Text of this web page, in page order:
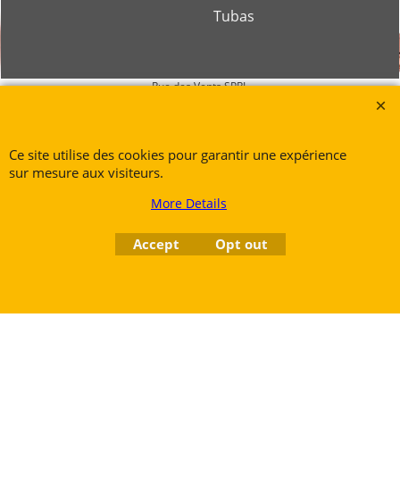
Tubas
Rue des Vents SPRL
Tél. +32 (0) 470 876 817
@.contact@ruedesvents.com
Au capital de 5000€ - N°BE1007294916
To create online store
Ce site utilise des cookies pour garantir une expérience
sur mesure aux visiteurs.
More Details
Accept Opt out